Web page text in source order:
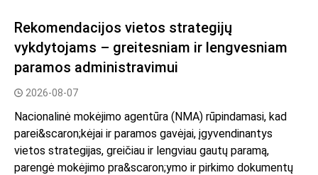
Rekomendacijos vietos strategijų
vykdytojams – greitesniam ir lengvesniam
paramos administravimui
2026-08-07
Nacionalinė mokėjimo agentūra (NMA) rūpindamasi, kad
parei&scaron;kėjai ir paramos gavėjai, įgyvendinantys
vietos strategijas, greičiau ir lengviau gautų paramą,
parengė mokėjimo pra&scaron;ymo ir pirkimo dokumentų